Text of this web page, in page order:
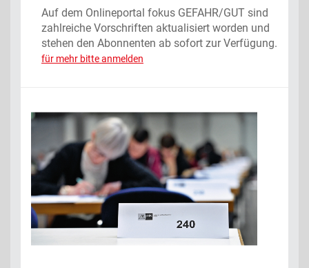
Auf dem Onlineportal fokus GEFAHR/GUT sind
zahlreiche Vorschriften aktualisiert worden und
stehen den Abonnenten ab sofort zur Verfügung.
für mehr bitte anmelden